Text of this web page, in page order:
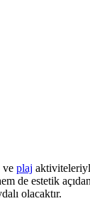
ve plaj
de estetik
olacaktır.